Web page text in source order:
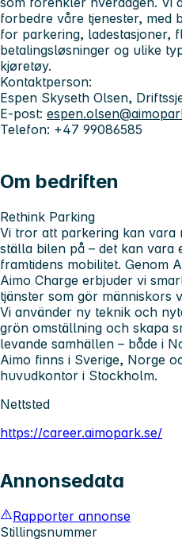
forbedre våre tjenester, med
for parkering, ladestasjoner,
betalingsløsninger og ulike
kjøretøy.
Kontaktperson:
Espen Skyseth Olsen,
E-post:
Telefon: +47 99086585
Om bedriften
Rethink Parking
Vi tror att parkering kan vara
ställa bilen på – det kan vara
framtidens mobilitet. Genom
Aimo Charge erbjuder vi
tjänster som gör människors
Vi använder ny teknik och
grön omställning och skapa
levande samhällen – både i
Aimo finns i Sverige, Norge
huvudkontor i Stockholm.
Nettsted
https://career.aimopark.se/
Annonsedata
Rapporter annonse
Stillingsnummer